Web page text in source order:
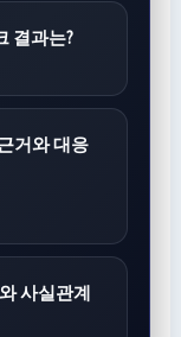
결과는?
거와 대응
사실관계